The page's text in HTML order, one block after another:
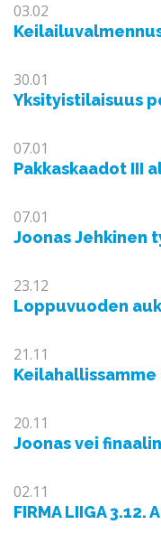
03.02
30.01
Yksityistilaisuus
07.01
Pakkaskaadot III
07.01
Joonas Jehkinen
23.12
Loppuvuoden
21.11
20.11
Joonas vei finaalin
02.11
FIRMA LIIGA 3.12.